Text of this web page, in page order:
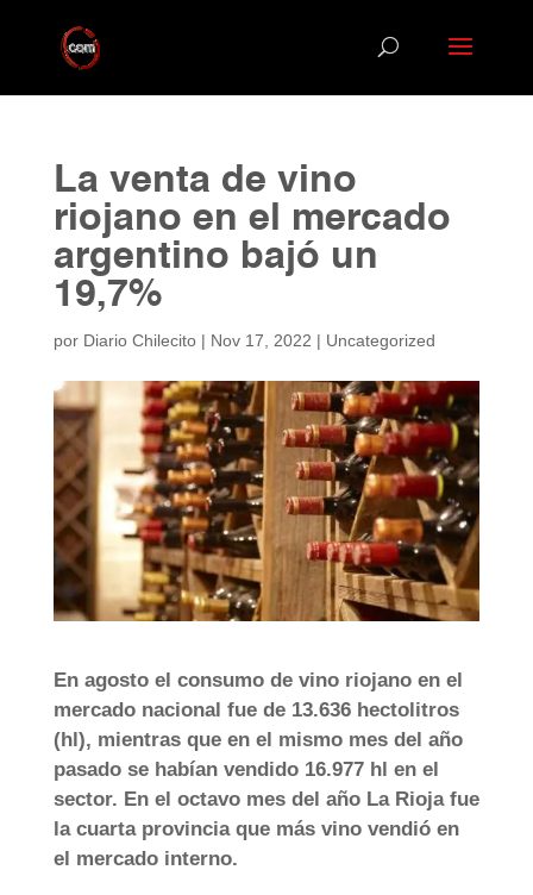
La venta de vino
riojano en el mercado
argentino bajó un
19,7%
por Diario Chilecito| Nov 17, 2022 | Uncategorized
En agosto el consumo de vino riojano en el
mercado nacional fue de 13.636 hectolitros
(hl), mientras que en el mismo mes del año
pasado se habían vendido 16.977 hl en el
sector. En el octavo mes del año La Rioja fue
la cuarta provincia que más vino vendió en
el mercado interno.